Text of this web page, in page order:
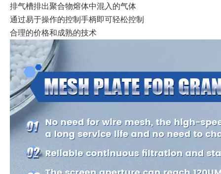
排气槽排出聚合物熔体中混入的气体
通过易于操作的控制手柄即可轻松控制
合理的价格和成熟的技术